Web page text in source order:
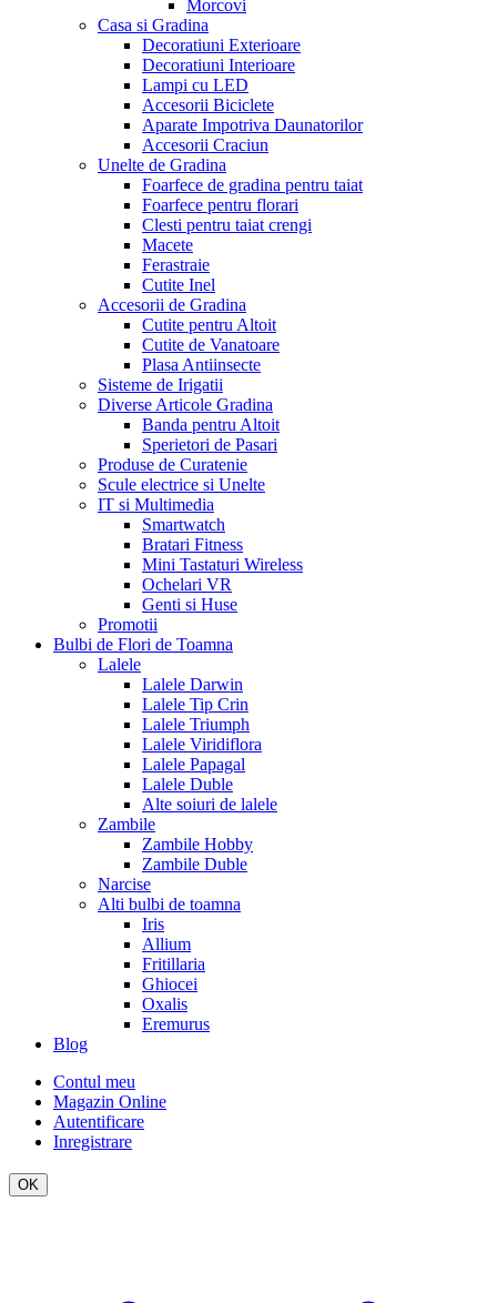
Morcovi
Casa si Gradina
Decoratiuni Exterioare
Decoratiuni Interioare
Lampi cu LED
Accesorii Biciclete
Aparate Impotriva Daunatorilor
Accesorii Craciun
Unelte de Gradina
Foarfece de gradina pentru taiat
Foarfece pentru florari
Clesti pentru taiat crengi
Macete
Ferastraie
Cutite Inel
Accesorii de Gradina
Cutite pentru Altoit
Cutite de Vanatoare
Plasa Antiinsecte
Sisteme de Irigatii
Diverse Articole Gradina
Banda pentru Altoit
Sperietori de Pasari
Produse de Curatenie
Scule electrice si Unelte
IT si Multimedia
Smartwatch
Bratari Fitness
Mini Tastaturi Wireless
Ochelari VR
Genti si Huse
Promotii
Bulbi de Flori de Toamna
Lalele
Lalele Darwin
Lalele Tip Crin
Lalele Triumph
Lalele Viridiflora
Lalele Papagal
Lalele Duble
Alte soiuri de lalele
Zambile
Zambile Hobby
Zambile Duble
Narcise
Alti bulbi de toamna
Iris
Allium
Fritillaria
Ghiocei
Oxalis
Eremurus
Blog
Contul meu
Magazin Online
Autentificare
Inregistrare
OK